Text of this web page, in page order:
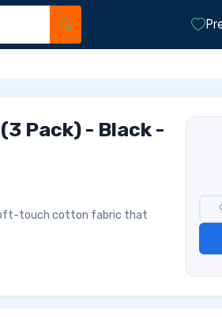
Pack) - Black -
touch cotton fabric that